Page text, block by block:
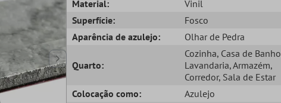
Material:
Vinil
Superfície:
Fosco
Aparência de azulejo:
Olhar de Pedra
Quarto:
Cozinha, Casa de Banho
Lavandaria, Armazém,
Corredor, Sala de Estar
Colocação como:
Azulejo